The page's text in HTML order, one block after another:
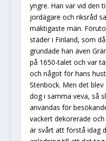
yngre. Han var vid den
jordägare och riksråd
mäktigaste män.
städer i Finland, som
grundade han även
på 1650-talet och var
och något för hans
Stenbock. Men det
dog i samma veva, så
användas för
vackert dekorerade
är svårt att förstå idag